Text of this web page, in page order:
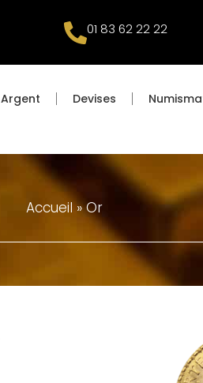
01 83 62 22 22
Argent Devises
Accueil»Or